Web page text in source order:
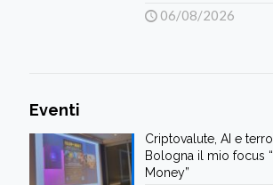
06/08/2026
Eventi
Criptovalute, AI e
Bologna il mio focus
Money”